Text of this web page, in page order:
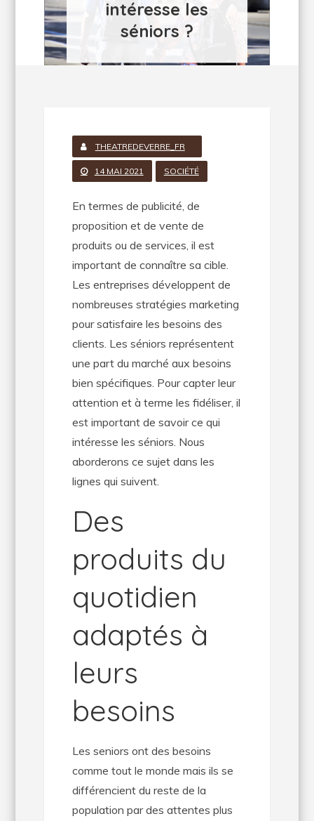
intéresse les
séniors ?
THEATREDEVERRE_FR
14 MAI 2021 SOCIÉTÉ
En termes de publicité, de
proposition et de vente de
produits ou de services, il est
important de connaître sa cible.
Les entreprises développent de
nombreuses stratégies marketing
pour satisfaire les besoins des
clients. Les séniors représentent
une part du marché aux besoins
bien spécifiques. Pour capter leur
attention et à terme les fidéliser, il
est important de savoir ce qui
intéresse les séniors. Nous
aborderons ce sujet dans les
lignes qui suivent.
Des
produits du
quotidien
adaptés à
leurs
besoins
Les seniors ont des besoins
comme tout le monde mais ils se
différencient du reste de la
population par des attentes plus